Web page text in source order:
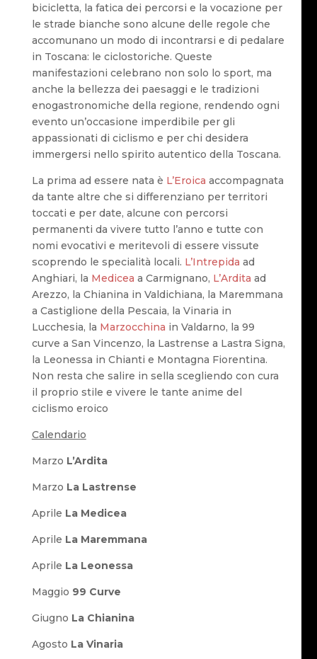
bicicletta, la fatica dei percorsi e la vocazione per
le strade bianche sono alcune delle regole che
accomunano un modo di incontrarsi e di pedalare
in Toscana: le ciclostoriche. Queste
manifestazioni celebrano non solo lo sport, ma
anche la bellezza dei paesaggi e le tradizioni
enogastronomiche della regione, rendendo ogni
evento un’occasione imperdibile per gli
appassionati di ciclismo e per chi desidera
immergersi nello spirito autentico della Toscana.
La prima ad essere nata è L’Eroica accompagnata
da tante altre che si differenziano per territori
toccati e per date, alcune con percorsi
permanenti da vivere tutto l’anno e tutte con
nomi evocativi e meritevoli di essere vissute
scoprendo le specialità locali. L’Intrepida ad
Anghiari, la Medicea a Carmignano, L’Ardita ad
Arezzo, la Chianina in Valdichiana, la Maremmana
a Castiglione della Pescaia, la Vinaria in
Lucchesia, la Marzocchina in Valdarno, la 99
curve a San Vincenzo, la Lastrense a Lastra Signa,
la Leonessa in Chianti e Montagna Fiorentina.
Non resta che salire in sella scegliendo con cura
il proprio stile e vivere le tante anime del
ciclismo eroico
Calendario
Marzo L’Ardita
Marzo La Lastrense
Aprile La Medicea
Aprile La Maremmana
Aprile La Leonessa
Maggio 99 Curve
Giugno La Chianina
Agosto La Vinaria